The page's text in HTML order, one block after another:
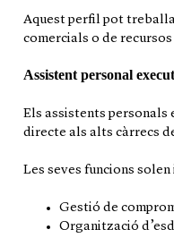
Aquest perfil pot
comercials o de recursos
Assistent personal
Els assistents personals
directe als alts càrrecs
Les seves funcions
Gestió de
Organització